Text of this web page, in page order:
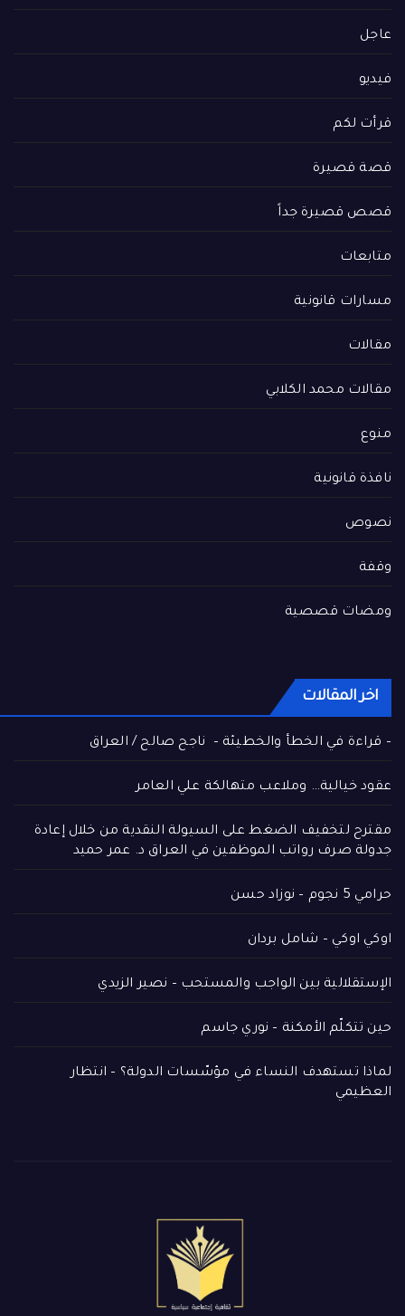
عاجل
فيديو
قرأت لكم
قصة قصيرة
قصص قصيرة جداً
متابعات
مسارات قانونية
مقالات
مقالات محمد الكلابي
منوع
نافذة قانونية
نصوص
وقفة
ومضات قصصية
اخر المقالات
– قراءة في الخطأ والخطيئة – ناجح صالح / العراق
عقود خيالية… وملاعب متهالكة علي العامر
مقترح لتخفيف الضغط على السيولة النقدية من خلال إعادة
جدولة صرف رواتب الموظفين في العراق د. عمر حميد
حرامي 5 نجوم – نوزاد حسن
اوكي اوكي – شامل بردان
الإستقلالية بين الواجب والمستحب – نصير الزيدي
حين تتكلّم الأمكنة – نوري جاسم
لماذا تستهدف النساء في مؤسّسات الدولة؟ – انتظار
العظيمي